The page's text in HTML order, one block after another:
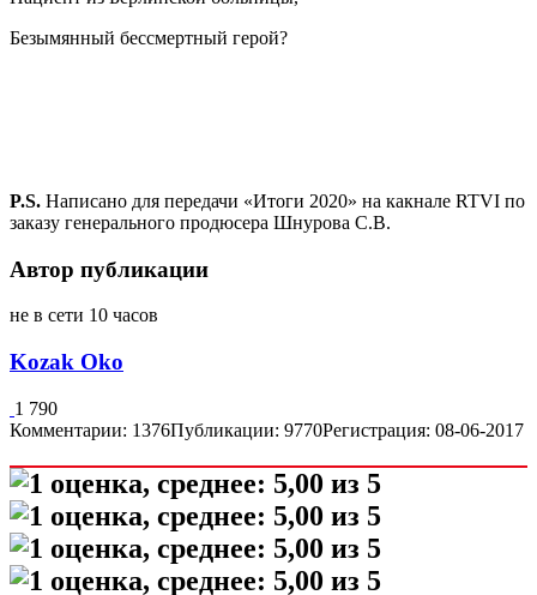
Безымянный бессмертный герой?
P.S. Написано для передачи «Итоги 2020» на какнале RTVI по
заказу генерального продюсера Шнурова С.В.
Автор публикации
не в сети 10 часов
Kozak Oko
1 790
Комментарии: 1376Публикации: 9770Регистрация: 08-06-2017